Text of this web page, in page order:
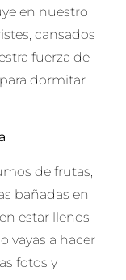
en nuestro
cansados
fuerza de
dormitar
de frutas,
bañadas en
estar llenos
vayas a hacer
fotos y